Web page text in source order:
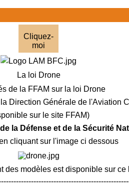
Cliquez-
moi
La loi Drone
de la FFAM sur la loi Drone
Direction Générale de l'Aviation
sur le site FFAM)
la Défense et de la Sécurité
cliquant sur l'image ci dessous
des modèles est disponible sur ce